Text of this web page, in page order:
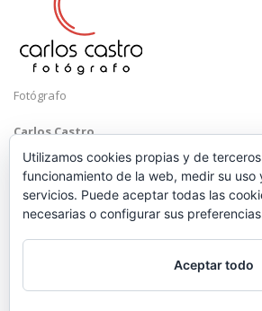
Fotógrafo
Carlos Castro
Málaga
Mobile: +34 652 83 71 98
hola@carloscastrofotografo.com
Utilizamos cookies propias y de
funcionamiento de la web, medir su uso
servicios. Puede aceptar todas las
necesarias o configurar sus
Aceptar todo